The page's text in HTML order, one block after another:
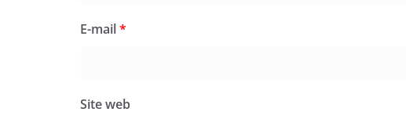
E-mail*
Site web